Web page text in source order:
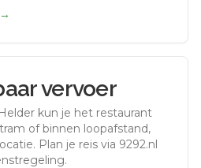
vervoer
kun je het restaurant
of binnen loopafstand,
Plan je reis via 9292.nl